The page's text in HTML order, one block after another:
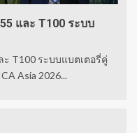
และ T100 ระบบ
ะ T100 ระบบแบตเตอรี่คู่
Asia 2026...